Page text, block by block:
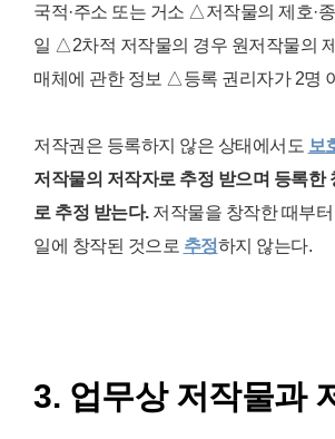
국적·주소 또는 거소 △저작물의 제호·
일 △2차적 저작물의 경우 원저작물의
매체에 관한 정보 △등록 권리자가2명
저작권은 등록하지 않은 상태에서도 보
저작물의 저작자로 추정 받으며 등록한
로 추정 받는다.저작물을 창작한 때부
일에 창작된 것으로 추정하지 않는다.
3. 업무상 저작물과